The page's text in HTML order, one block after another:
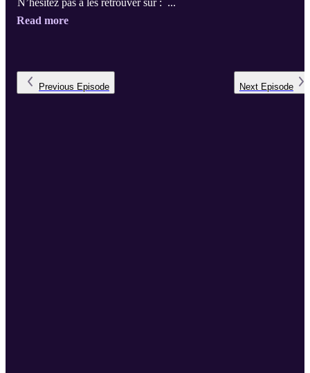
N’hésitez pas à les retrouver sur : ...
Read more
Previous Episode Next Episode